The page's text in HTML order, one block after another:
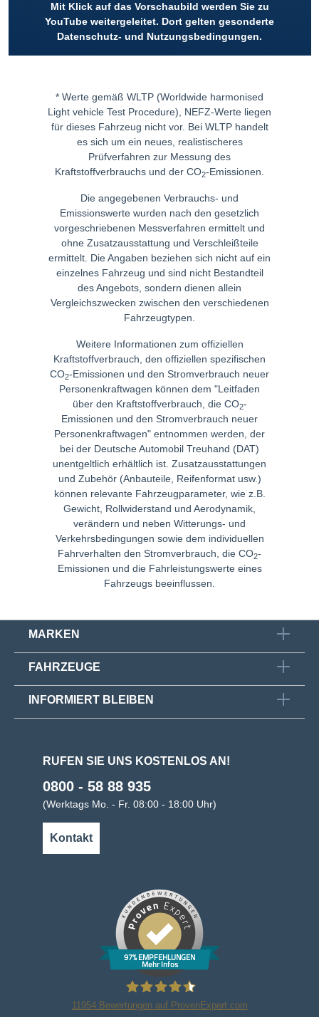
Mit Klick auf das Vorschaubild werden Sie zu
YouTube weitergeleitet. Dort gelten gesonderte
Datenschutz- und Nutzungsbedingungen.
* Werte gemäß WLTP (Worldwide harmonised
Light vehicle Test Procedure), NEFZ-Werte liegen
für dieses Fahrzeug nicht vor. Bei WLTP handelt
es sich um ein neues, realistischeres
Prüfverfahren zur Messung des
Kraftstoffverbrauchs und der CO2-Emissionen.
Die angegebenen Verbrauchs- und
Emissionswerte wurden nach den gesetzlich
vorgeschriebenen Messverfahren ermittelt und
ohne Zusatzausstattung und Verschleißteile
ermittelt. Die Angaben beziehen sich nicht auf ein
einzelnes Fahrzeug und sind nicht Bestandteil
des Angebots, sondern dienen allein
Vergleichszwecken zwischen den verschiedenen
Fahrzeugtypen.
Weitere Informationen zum offiziellen
Kraftstoffverbrauch, den offiziellen spezifischen
CO2-Emissionen und den Stromverbrauch neuer
Personenkraftwagen können dem "Leitfaden
über den Kraftstoffverbrauch, die CO2-
Emissionen und den Stromverbrauch neuer
Personenkraftwagen" entnommen werden, der
bei der Deutsche Automobil Treuhand (DAT)
unentgeltlich erhältlich ist. Zusatzausstattungen
und Zubehör (Anbauteile, Reifenformat usw.)
können relevante Fahrzeugparameter, wie z.B.
Gewicht, Rollwiderstand und Aerodynamik,
verändern und neben Witterungs- und
Verkehrsbedingungen sowie dem individuellen
Fahrverhalten den Stromverbrauch, die CO2-
Emissionen und die Fahrleistungswerte eines
Fahrzeugs beeinflussen.
MARKEN
FAHRZEUGE
INFORMIERT BLEIBEN
RUFEN SIE UNS KOSTENLOS AN!
0800 - 58 88 935
(Werktags Mo. - Fr. 08:00 - 18:00 Uhr)
Kontakt
97% EMPFEHLUNGEN
Mehr Infos
11954Bewertungen auf ProvenExpert.com